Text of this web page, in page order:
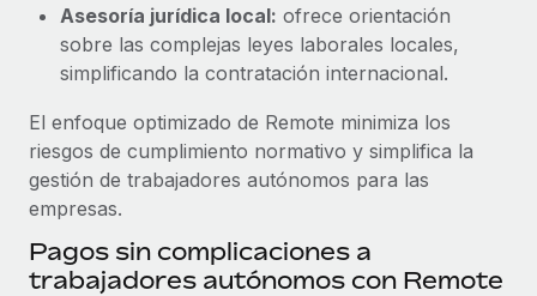
Pento se convierte en un empleador equitativo
con Remote
Gestionar las nóminas internamente es complicado. Tardas
semanas en hacerlo manualmente y, al mes...
Más información
Asesoría jurídica local: ofrece orientación
sobre las complejas leyes laborales locales,
simplificando la contratación internacional.
El enfoque optimizado de Remote minimiza los
riesgos de cumplimiento normativo y simplifica la
gestión de trabajadores autónomos para las
empresas.
Pagos sin complicaciones a
trabajadores autónomos con Remote